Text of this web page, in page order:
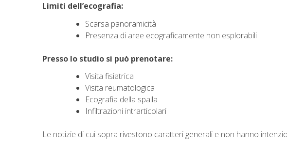
Limiti dell’ecografia:
Scarsa panoramicità
Presenza di aree ecograficamente non esplorabili
Presso lo studio si può prenotare:
Visita fisiatrica
Visita reumatologica
Ecografia della spalla
Infiltrazioni intrarticolari
Le notizie di cui sopra rivestono caratteri generali e non hanno